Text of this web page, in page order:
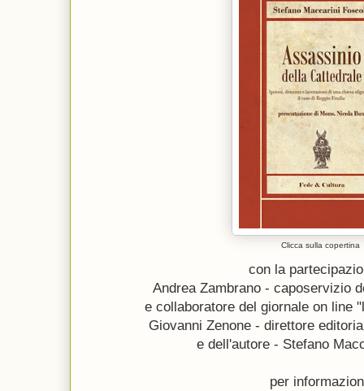
Clicca sulla copertina
con la
Andrea Zambrano - caposervizio
e collaboratore del giornale on line
Giovanni Zenone - direttore
e dell'autore - Stefano
per